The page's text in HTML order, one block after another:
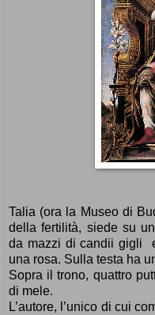
Talia (ora la Museo di
della fertilità, siede su
da mazzi di candii gigli
una rosa. Sulla testa ha
Sopra il trono, quattro
di mele.
L’autore, l’unico di cui